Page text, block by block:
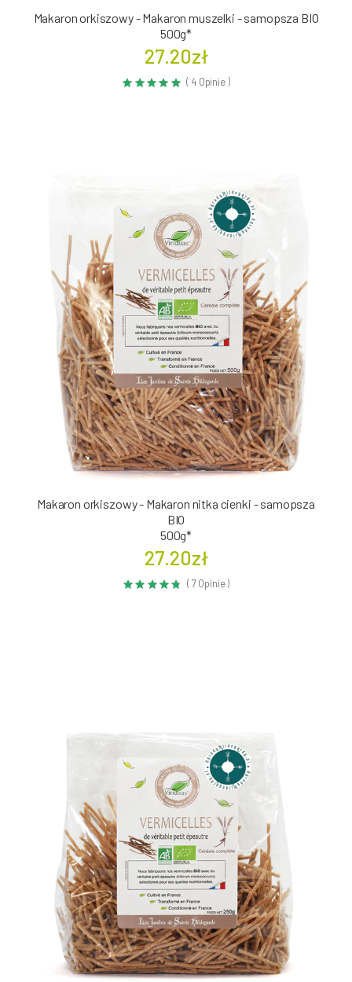
Makaron orkiszowy - Makaron muszelki - samopsza BIO
500g*
27.20zł
( 4 Opinie )
Makaron orkiszowy - Makaron nitka cienki - samopsza
BIO
500g*
27.20zł
( 7 Opinie )